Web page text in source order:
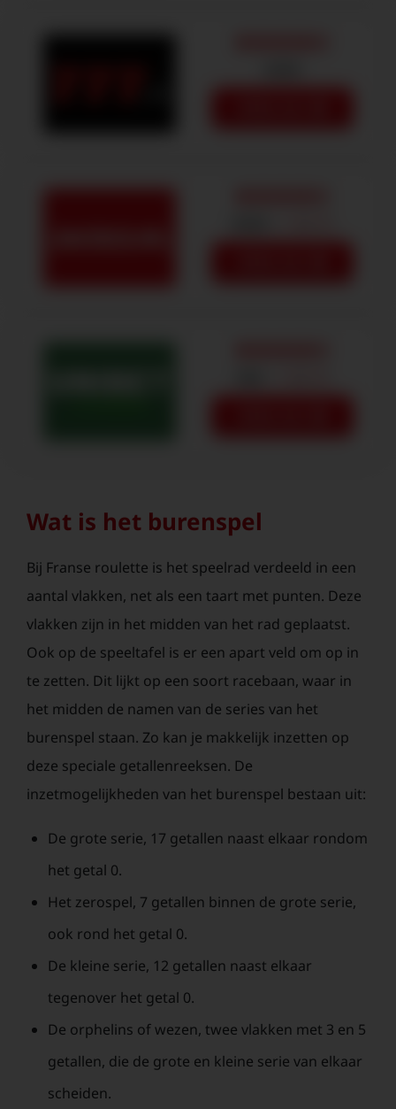
Wat is het burenspel
Bij Franse roulette is het speelrad verdeeld in een
aantal vlakken, net als een taart met punten. Deze
vlakken zijn in het midden van het rad geplaatst.
Ook op de speeltafel is er een apart veld om op in
te zetten. Dit lijkt op een soort racebaan, waar in
het midden de namen van de series van het
burenspel staan. Zo kan je makkelijk inzetten op
deze speciale getallenreeksen. De
inzetmogelijkheden van het burenspel bestaan uit:
De grote serie, 17 getallen naast elkaar rondom
het getal 0.
Het zerospel, 7 getallen binnen de grote serie,
ook rond het getal 0.
De kleine serie, 12 getallen naast elkaar
tegenover het getal 0.
De orphelins of wezen, twee vlakken met 3 en 5
getallen, die de grote en kleine serie van elkaar
scheiden.